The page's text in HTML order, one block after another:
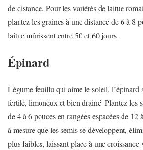
de distance. Pour les variétés de laitue
plantez les graines à une distance de 6 à 8
laitue mûrissent entre 50 et 60 jours.
Épinard
Légume feuillu qui aime le soleil, l’épinard
fertile, limoneux et bien drainé. Plantez les
de 4 à 6 pouces en rangées espacées de
à mesure que les semis se développent,
plus faibles, laissant place à une croissance